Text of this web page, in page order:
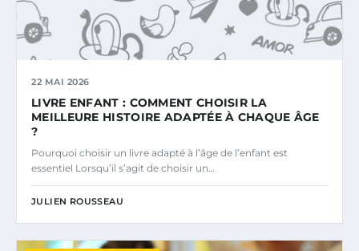
22 MAI 2026
LIVRE ENFANT : COMMENT CHOISIR LA
MEILLEURE HISTOIRE ADAPTÉE À CHAQUE ÂGE
?
Pourquoi choisir un livre adapté à l’âge de l’enfant est
essentiel Lorsqu’il s’agit de choisir un…
JULIEN ROUSSEAU